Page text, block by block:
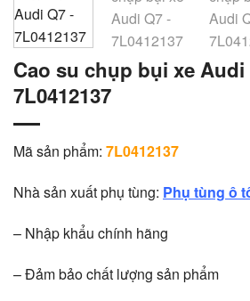
Cao su chụp bụi xe Audi
7L0412137
Mã sản phẩm: 7L0412137
Nhà sản xuất phụ tùng: Phụ tùng ô
– Nhập khẩu chính hãng
– Đảm bảo chất lượng sản phẩm